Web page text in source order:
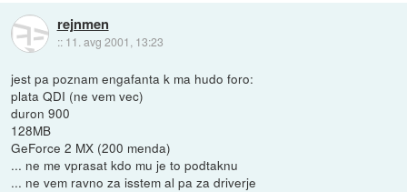
rejnmen
:: 11. avg 2001, 13:23
jest pa poznam engafanta k ma hudo foro:
plata QDI (ne vem vec)
duron 900
128MB
GeForce 2 MX (200 menda)
... ne me vprasat kdo mu je to podtaknu
... ne vem ravno za isstem al pa za driverje